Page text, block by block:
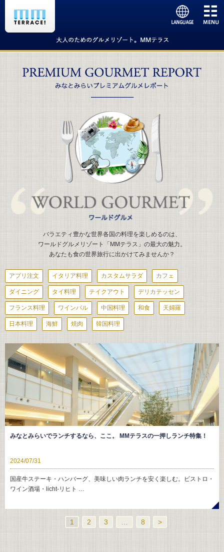
バラエティ豊かな世界各国の料理を楽しめるのは、
ワールドグルメリゾート「MMテラス」の最大の魅力。
あなたも食の世界旅行に出かけてみませんか？
アプリ注文 イタリア料理 カスタムサラダ カフェ
ダイニング タイ料理 テイクアウト デリカテッセン
フランス料理 ワインバル 中国料理 和食 天婦羅
日本料理 海鮮 焼肉 韓国料理
みなとみらいでランチするなら、ここ。 MMテラスの一押しランチ特集！
2024/07/31
国産牛ステーキ・ハンバーグ、美味しい肉ランチを安く楽しむ。ビストロ・
ワイン酒場・licht-リヒト …
1 2 3 8 >